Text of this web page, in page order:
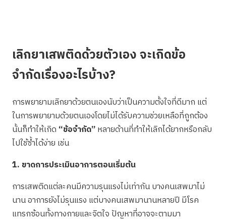
เลิกยาเสพติดด้วยตัวเอง จะเกิดข้อ
จำกัดเรื่องอะไรบ้าง?
การพยายามเลิกยาด้วยตนเองนับว่าเป็นความตั้งใจที่ดีมาก แต่
ในการพยายามด้วยตนเองโดยไม่ได้รับความช่วยเหลือที่ถูกต้อง
นั้นก็ทำให้เกิด “ข้อจำกัด”หลายด้านที่ทำให้เลิกได้ยากหรือกลับ
ไปใช้ซ้ำได้ง่าย เช่น
1. ขาดการประเมินอาการตอนเริ่มต้น
การเสพติดแต่ละคนมีความรุนแรงไม่เท่ากัน บางคนเสพมาไม่
นาน อาการยังไม่รุนแรง แต่บางคนเสพมานานหลายปี มีโรค
แทรกซ้อนทั้งทางกายและจิตใจ ปัญหาที่อาจจะตามมา